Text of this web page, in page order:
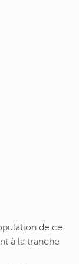
de ce
à la tranche